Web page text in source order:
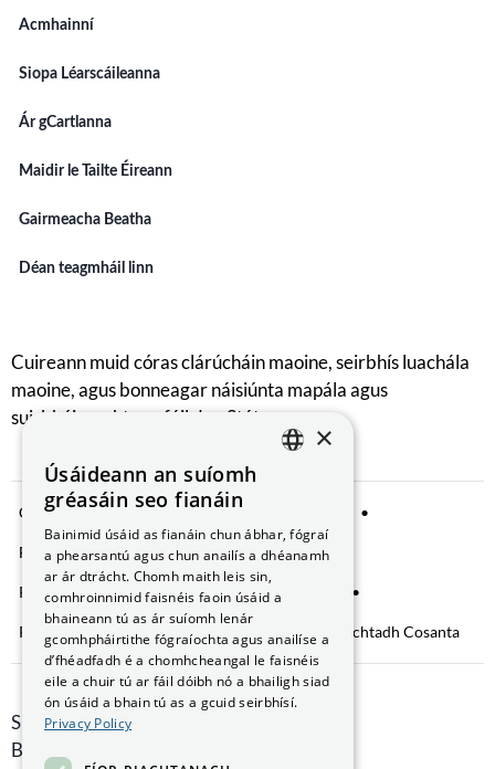
Acmhainní
Siopa Léarscáileanna
Ár gCartlanna
Maidir le Tailte Éireann
Gairmeacha Beatha
Déan teagmháil linn
Cuireann muid córas clárúcháin maoine, seirbhís luachála
maoine, agus bonneagar náisiúnta mapála agus
suirbhéireachta ar fáil don Stát.
Comhroinnt Sonraí Fógra Príobháideachta
Fianáin a bhainistiú Saoráil Faisnéise
Ráiteas Inrochtaineachta Brústocaireacht
Rochtain ar Fhaisnéis faoin gComhshaol Nochtadh Cosanta
Smithfield Hall, Margadh na Feirme,
Baile Átha Cliath 7, D07 AEF4
×
Úsáideann an suíomh
gréasáin seo fianáin
Bainimid úsáid as fianáin chun ábhar, fógraí
a phearsantú agus chun anailís a dhéanamh
ar ár dtrácht. Chomh maith leis sin,
comhroinnimid faisnéis faoin úsáid a
bhaineann tú as ár suíomh lenár
gcomhpháirtithe fógraíochta agus anailíse a
d’fhéadfadh é a chomhcheangal le faisnéis
eile a chuir tú ar fáil dóibh nó a bhailigh siad
ón úsáid a bhain tú as a gcuid seirbhísí.
Privacy Policy